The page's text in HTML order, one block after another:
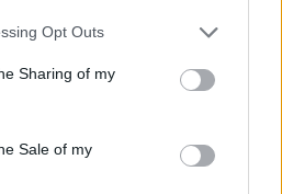
Opt Outs
Sharing of my
Sale of my